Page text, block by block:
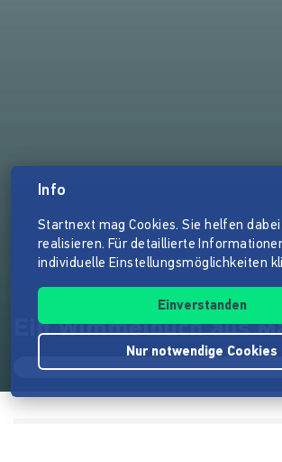
Ein Wimmelbuch aus
Info
Startnext mag Cookies. Sie helfen dabei
realisieren. Für detaillierte
individuelle Einstellungsmöglichkeiten
Einverstanden
Nur notwendige Cookies